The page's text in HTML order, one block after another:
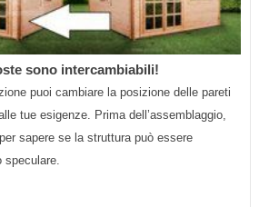
sono intercambiabili!
puoi cambiare la posizione delle pareti
tue esigenze. Prima dell’assemblaggio,
sapere se la struttura può essere